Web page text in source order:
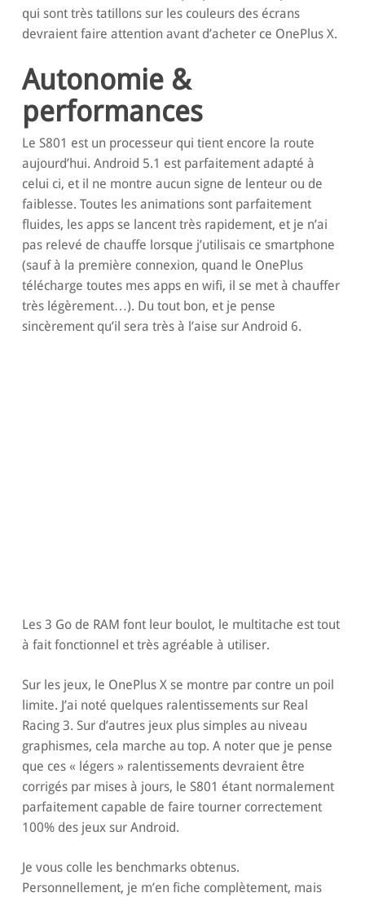
qui sont très tatillons sur les couleurs des écrans
devraient faire attention avant d’acheter ce OnePlus X.
Autonomie &
performances
Le S801 est un processeur qui tient encore la route
aujourd’hui. Android 5.1 est parfaitement adapté à
celui ci, et il ne montre aucun signe de lenteur ou de
faiblesse. Toutes les animations sont parfaitement
fluides, les apps se lancent très rapidement, et je n’ai
pas relevé de chauffe lorsque j’utilisais ce smartphone
(sauf à la première connexion, quand le OnePlus
télécharge toutes mes apps en wifi, il se met à chauffer
très légèrement…). Du tout bon, et je pense
sincèrement qu’il sera très à l’aise sur Android 6.
Les 3 Go de RAM font leur boulot, le multitache est tout
à fait fonctionnel et très agréable à utiliser.
Sur les jeux, le OnePlus X se montre par contre un poil
limite. J’ai noté quelques ralentissements sur Real
Racing 3. Sur d’autres jeux plus simples au niveau
graphismes, cela marche au top. A noter que je pense
que ces « légers » ralentissements devraient être
corrigés par mises à jours, le S801 étant normalement
parfaitement capable de faire tourner correctement
100% des jeux sur Android.
Je vous colle les benchmarks obtenus.
Personnellement, je m’en fiche complètement, mais